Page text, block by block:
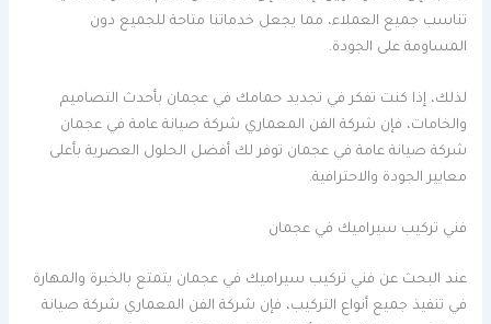
تناسب جميع العملاء، مما يجعل خدماتنا متاحة للجميع دون
المساومة على الجودة.
لذلك، إذا كنت تفكر في تجديد حمامك في عجمان بأحدث التصاميم
والخامات، فإن شركة الفن المعماري شركة صيانة عامة في عجمان
شركة صيانة عامة في عجمان توفر لك أفضل الحلول العصرية بأعلى
معايير الجودة والاحترافية.
فني تركيب سيراميك في عجمان
عند البحث عن فني تركيب سيراميك في عجمان يتمتع بالخبرة والمهارة
في تنفيذ جميع أنواع التركيب، فإن شركة الفن المعماري شركة صيانة